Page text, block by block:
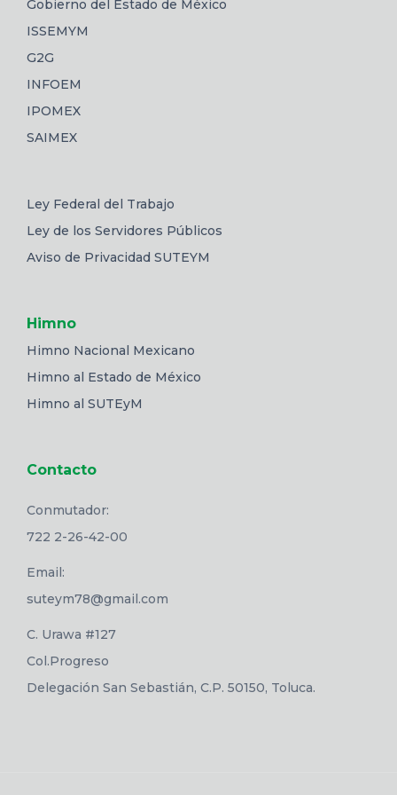
Gobierno del Estado de México
ISSEMYM
G2G
INFOEM
IPOMEX
SAIMEX
Ley Federal del Trabajo
Ley de los Servidores Públicos
Aviso de Privacidad SUTEYM
Himno
Himno Nacional Mexicano
Himno al Estado de México
Himno al SUTEyM
Contacto
Conmutador:
722 2-26-42-00
Email:
suteym78@gmail.com
C. Urawa #127
Col.Progreso
Delegación San Sebastián, C.P. 50150, Toluca.